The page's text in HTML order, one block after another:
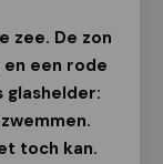
zee. De zon
een rode
glashelder:
toch kan.